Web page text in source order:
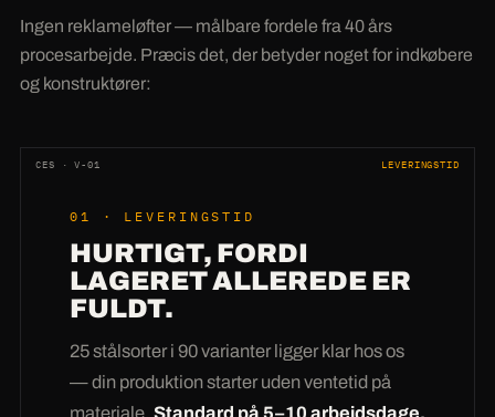
Ingen reklameløfter — målbare fordele fra 40 års
procesarbejde. Præcis det, der betyder noget for indkøbere
og konstruktører:
CES · V-01 LEVERINGSTID
01 · LEVERINGSTID
HURTIGT, FORDI
LAGERET ALLEREDE ER
FULDT.
25 stålsorter i 90 varianter ligger klar hos os
— din produktion starter uden ventetid på